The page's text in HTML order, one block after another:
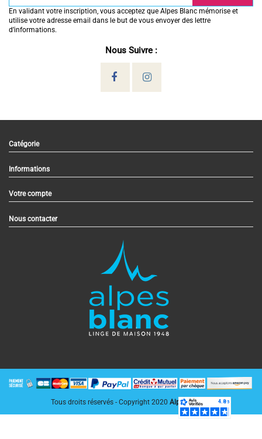
En validant votre inscription, vous acceptez que Alpes Blanc mémorise et
utilise votre adresse email dans le but de vous envoyer des lettre
d’informations.
Nous Suivre :
Catégorie
Informations
Votre compte
Nous contacter
Tous droits réservés - Copyright 2020 AlpesBlanc.fr